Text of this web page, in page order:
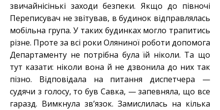
звичайнісінькі заходи безпеки. Якщо до півночі
Переписувач не звітував, в будинок відправлялась
мобільна група. У таких будинках могло трапитись
різне. Проте за всі роки Оляниної роботи допомога
Департаменту не потрібна була їй ніколи. Та що
тут казати: ніколи вона й не дзвонила до них так
пізно. Відповідала на питання диспетчера —
судячи з голосу, то був Савка, — запевняла, що все
гаразд. Вимкнула зв’язок. Замислилась на кілька